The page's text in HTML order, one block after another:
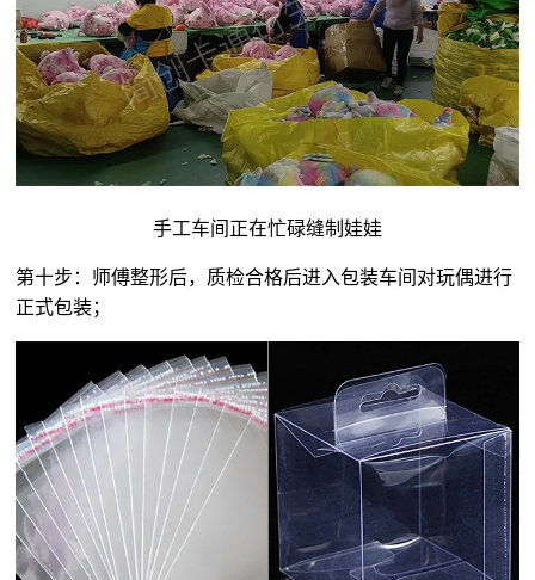
手工车间正在忙碌缝制娃娃
第十步：师傅整形后，质检合格后进入包装车间对玩偶进行
正式包装；